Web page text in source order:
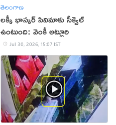
తెలంగాణ
లక్కీ భాస్కర్ సినిమాకు సీక్వెల్
ఉంటుంది: వెంకీ అట్లూరి
Jul 30, 2026, 15:07 IST